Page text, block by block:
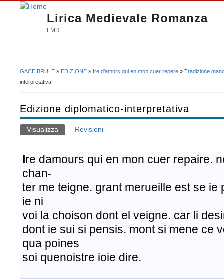
Lirica Medievale Romanza
LMR
Tu sei qui
GACE BRULÉ » EDIZIONE » Ire d'amors qui en mon cuer repere » Tradizione
interpretativa
Edizione diplomatico-interpretativa
Schede primarie
Visualizza (scheda attiva)
Revisioni
Ire damours qui en mon cuer repaire.
chan-
ter me teigne. grant merueille est se ie
ie ni
voi la choison dont el veigne. car li
dont ie sui si pensis. mont si mene ce
qua poines
​​soi quenoistre ioie dire.